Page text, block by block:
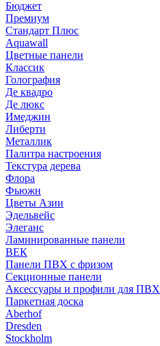
Бюджет
Премиум
Стандарт Плюс
Aquawall
Цветные панели
Классик
Голография
Де квадро
Де люкс
Имеджин
Либерти
Металлик
Палитра настроения
Текстура дерева
Флора
Фьюжн
Цветы Азии
Эдельвейс
Элеганс
Ламинированные панели
ВЕК
Панели ПВХ с фризом
Секционные панели
Аксессуары и профили для ПВХ
Паркетная доска
Aberhof
Dresden
Stockholm